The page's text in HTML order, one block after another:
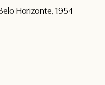
Horizonte, 1954